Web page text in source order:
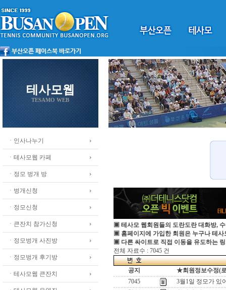
테사모웹
TESAMO WEB
ㆍ인사나누기
ㆍ테사모웹 카페
ㆍ정모 벙개 방
ㆍ벙개신청
ㆍ정모신청
ㆍ큰잔치 참가신청
ㆍ정모벙개 사진방
ㆍ정모벙개 후기방
ㆍ테사모웹 큰잔치
▣ 테사모 웹회원들의 도란도란 대화방,
▣ 홈페이지에 가입한 회원은 누구나 테사
▣ 다른 싸이트로 직접 이동을 유도하는
전체 자료수 : 7045 건
공지
★회원정보수정(
7045
3월1일 정모가 있